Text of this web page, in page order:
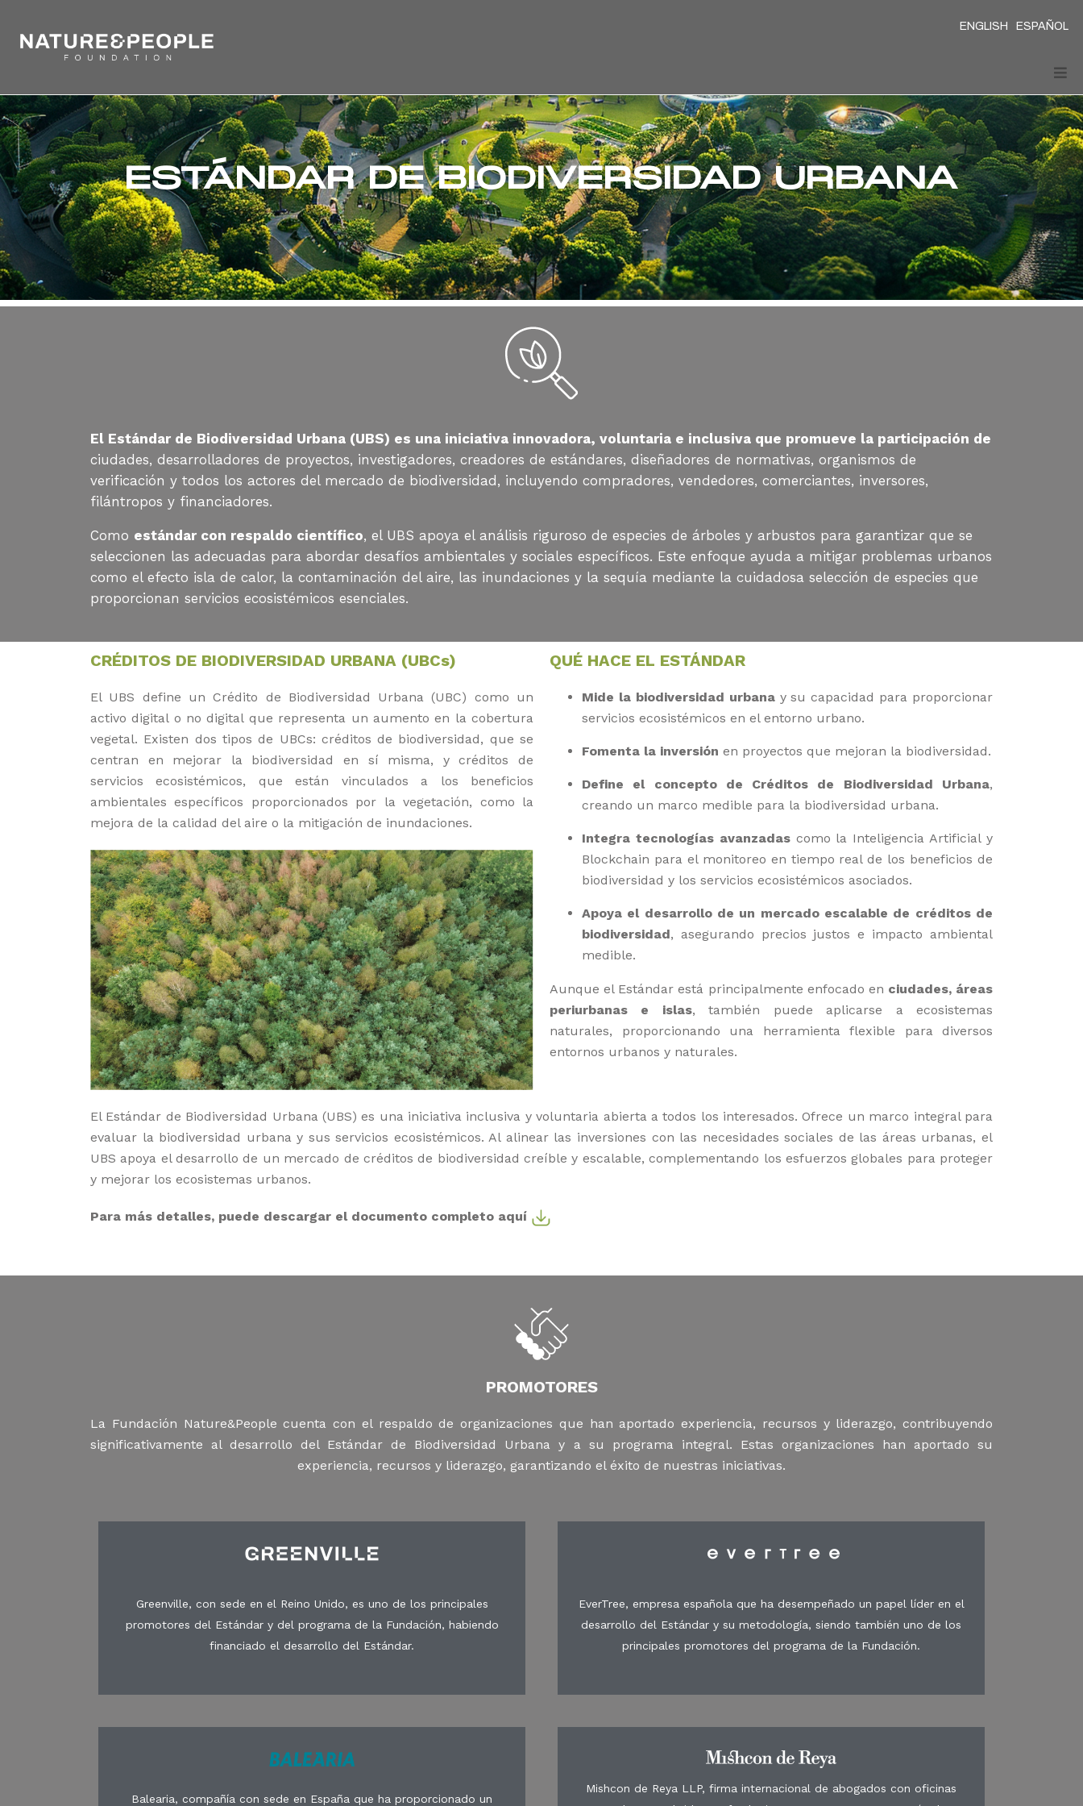
ENGLISH ESPAÑOL
ESTÁNDAR DE BIODIVERSIDAD URBANA
El Estándar de Biodiversidad Urbana (UBS) es una iniciativa innovadora, voluntaria e inclusiva que promueve la participación de
ciudades, desarrolladores de proyectos, investigadores, creadores de estándares, diseñadores de normativas, organismos de
verificación y todos los actores del mercado de biodiversidad, incluyendo compradores, vendedores, comerciantes, inversores,
filántropos y financiadores.
Como estándar con respaldo científico, el UBS apoya el análisis riguroso de especies de árboles y arbustos para garantizar que se
seleccionen las adecuadas para abordar desafíos ambientales y sociales específicos. Este enfoque ayuda a mitigar problemas urbanos
como el efecto isla de calor, la contaminación del aire, las inundaciones y la sequía mediante la cuidadosa selección de especies que
proporcionan servicios ecosistémicos esenciales.
CRÉDITOS DE BIODIVERSIDAD URBANA (UBCs)
El UBS define un Crédito de Biodiversidad Urbana (UBC) como un
activo digital o no digital que representa un aumento en la cobertura
vegetal. Existen dos tipos de UBCs: créditos de biodiversidad, que se
centran en mejorar la biodiversidad en sí misma, y créditos de
servicios ecosistémicos, que están vinculados a los beneficios
ambientales específicos proporcionados por la vegetación, como la
mejora de la calidad del aire o la mitigación de inundaciones.
QUÉ HACE EL ESTÁNDAR
Mide la biodiversidad urbanay su capacidad para proporcionar
servicios ecosistémicos en el entorno urbano.
Fomenta la inversión en proyectos que mejoran la biodiversidad.
Define el concepto de Créditos de Biodiversidad Urbana,
creando un marco medible para la biodiversidad urbana.
Integra tecnologías avanzadascomo la Inteligencia Artificial y
Blockchain para el monitoreo en tiempo real de los beneficios de
biodiversidad y los servicios ecosistémicos asociados.
Apoya el desarrollo de un mercado escalable de créditos de
biodiversidad, asegurando precios justos e impacto ambiental
medible.
Aunque el Estándar está principalmente enfocado en ciudades, áreas
periurbanas e islas, también puede aplicarse a ecosistemas
naturales, proporcionando una herramienta flexible para diversos
entornos urbanos y naturales.
El Estándar de Biodiversidad Urbana (UBS) es una iniciativa inclusiva y voluntaria abierta a todos los interesados. Ofrece un marco integral para
evaluar la biodiversidad urbana y sus servicios ecosistémicos. Al alinear las inversiones con las necesidades sociales de las áreas urbanas, el
UBS apoya el desarrollo de un mercado de créditos de biodiversidad creíble y escalable, complementando los esfuerzos globales para proteger
y mejorar los ecosistemas urbanos.
Para más detalles, puede descargar el documento completo aquí
PROMOTORES
La Fundación Nature&People cuenta con el respaldo de organizaciones que han aportado experiencia, recursos y liderazgo, contribuyendo
significativamente al desarrollo del Estándar de Biodiversidad Urbana y a su programa integral. Estas organizaciones han aportado su
experiencia, recursos y liderazgo, garantizando el éxito de nuestras iniciativas.
Greenville, con sede en el Reino Unido, es uno de los principales
promotores del Estándar y del programa de la Fundación, habiendo
financiado el desarrollo del Estándar.
EverTree, empresa española que ha desempeñado un papel líder en el
desarrollo del Estándar y su metodología, siendo también uno de los
principales promotores del programa de la Fundación.
Balearia, compañía con sede en España que ha proporcionado un
Mishcon de Reya LLP, firma internacional de abogados con oficinas